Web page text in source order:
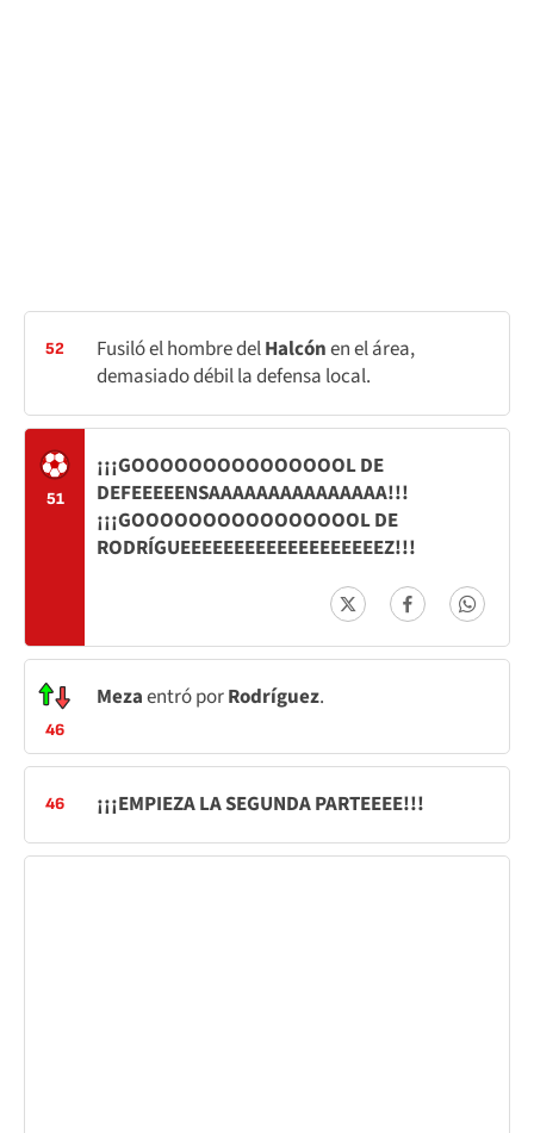
52 Fusiló el hombre delHalcónen el área,
demasiado débil la defensa local.
51
¡¡¡GOOOOOOOOOOOOOOOL DE
DEFEEEEENSAAAAAAAAAAAAAAA!!!
¡¡¡GOOOOOOOOOOOOOOOOL DE
RODRÍGUEEEEEEEEEEEEEEEEEEEZ!!!
46
Mezaentró porRodríguez.
46 ¡¡¡EMPIEZA LA SEGUNDA PARTEEEE!!!